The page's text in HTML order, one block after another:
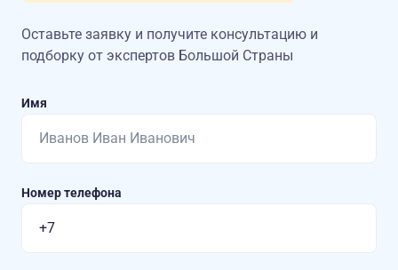
Оставьте заявку и получите консультацию и
подборку от экспертов Большой Страны
Имя
Номер телефона